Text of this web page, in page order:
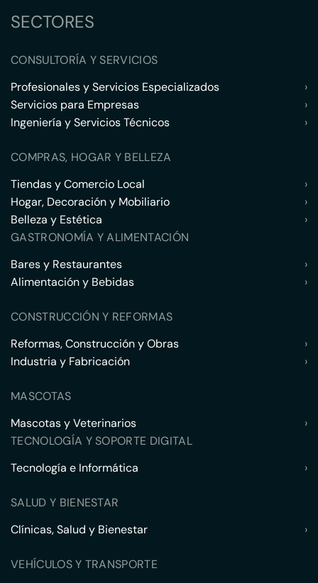
SECTORES
CONSULTORÍA Y SERVICIOS
Profesionales y Servicios Especializados
›
Servicios para Empresas
›
Ingeniería y Servicios Técnicos
›
COMPRAS, HOGAR Y BELLEZA
Tiendas y Comercio Local
›
Hogar, Decoración y Mobiliario
›
Belleza y Estética
›
GASTRONOMÍA Y ALIMENTACIÓN
Bares y Restaurantes
›
Alimentación y Bebidas
›
CONSTRUCCIÓN Y REFORMAS
Reformas, Construcción y Obras
›
Industria y Fabricación
›
MASCOTAS
Mascotas y Veterinarios
›
TECNOLOGÍA Y SOPORTE DIGITAL
Tecnología e Informática
›
SALUD Y BIENESTAR
Clínicas, Salud y Bienestar
›
VEHÍCULOS Y TRANSPORTE